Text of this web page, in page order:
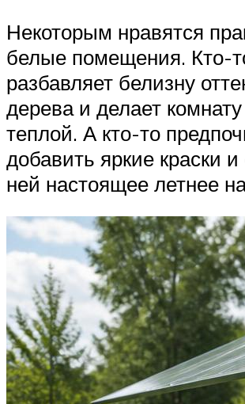
Некоторым нравятся
белые помещения. Кто-
разбавляет белизну
дерева и делает
теплой. А кто-то
добавить яркие краски и
ней настоящее летнее